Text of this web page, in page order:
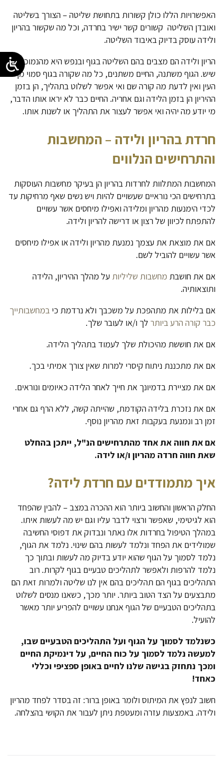
האפשרויות הללו כולן קשורות בתחושת שליטה – הצורך בשליטה
ואובדן השליטה קשורים קשר ישיר בחרדה, וכל מה שקשור בהריון
ולידה עוסק בדיוק באיבוד השליטה.
הריון ולידה הם מצבים בהם השליטה בגוף ובנפש היא מהנמוכות
שיש. הגוף משתנה, החיים משתנים, כל מה שקורה בגוף סמוי מן
העין ואין לדעת מה קורה שם ואי אפשר לשלוט בתהליך, הן בזמן
ההיריון הן בזמן הלידה וגם אחריה. החיים כבר לא יראו אותו הדבר,
מי יודע מה יהיה ואי אפשר לעצור את התהליך או לשנות אותו.
חרדת בהריון ולידה – המחשבות
והתרחישים הנלווים
המחשבות המתלוות לחרדות בהריון הן בעיקר מחשבות העוסקות
בתרחישים הכי נוראיים שעשויים להיות ויש נשים שאף מרחיקות עד
לכדי הימנעות מהריון ומלידה ואפילו מיחסים אשר עשויים
להתפתח לכיוון של רצון או דרישה להריון ולידה.
אם את מוצאת את עצמך נמנעת מהריון ולידה או אפילו מיחסים
אשר עשויים להוביל לשם.
אם את חושבת מחשבות שליליות על מהלך ההיריון, הלידה
ותוצאותיה.
אם בלילות את מתהפכת על משכבך ולא נרדמת כי במחשבותייך
כבר קורה הרע ביותר לך ו/או לעובר שלך.
אם את חוששת מהיכולת שלך לעמוד בתהליך הלידה.
אם את מתכננת ניתוח קיסרי למרות שאין צורך אמיתי בכך.
אם את מציירת בדמיונך את חייך לאחר הלידה כאיומים ונוראים.
אם את נזכרת בלידה הקודמת, שהייתה קשה, ללא הרף גם אחרי
זמן רב ונמנעת בעקבות זאת מהריון נוסף.
אם את חווה את אחד מהתרחישים הנ"ל, ייתכן בהחלט
שאת חווה חרדה מהריון ו/או לידה.
איך מתמודדים עם חרדת לידה?
החלק הראשון והחשוב ביותר הוא ההכרה במצב – להבין שהפחד
הוא לגיטימי, שאפשר ורצוי לדבר עליו וגם יש מה לעשות איתו.
במהלך הטיפול בחרדות אלו נאתר ונבדוק את דפוסי החשיבה
שמולידים את הפחד ונלמד לעשות בהם שינוי. נלמד את הגוף,
נלמד לסמוך על הגוף שהוא יודע בדיוק מה לעשות ובתוך כך
נלמד להרפות ולאפשר לתהליכים טבעיים בגוף לקרות. רוב
התהליכים בגוף הם תהליכים בהם אין לנו שליטה ולמרות זאת הם
מתבצעים על הצד הטוב ביותר. יותר מכך, כשאנו מנסים לשלוט
בתהליכים הטבעיים של הגוף אנחנו עשויים להפריע יותר מאשר
להועיל.
כשנלמד לסמוך על הגוף ועל התהליכים הטבעיים שבו,
למעשה נלמד לסמוך על כוח החיים, על דינמיקת החיים
ומכך נתחזק בגישה שלנו לחיים באופן ספציפי וכללי
כאחד!
חשוב לנפץ את המיתוס ולומר באופן ברור: זה בסדר לפחד מהריון
ולידה. באמצעות עזרה ומעטפת ניתן לעבור את הקושי בהצלחה.